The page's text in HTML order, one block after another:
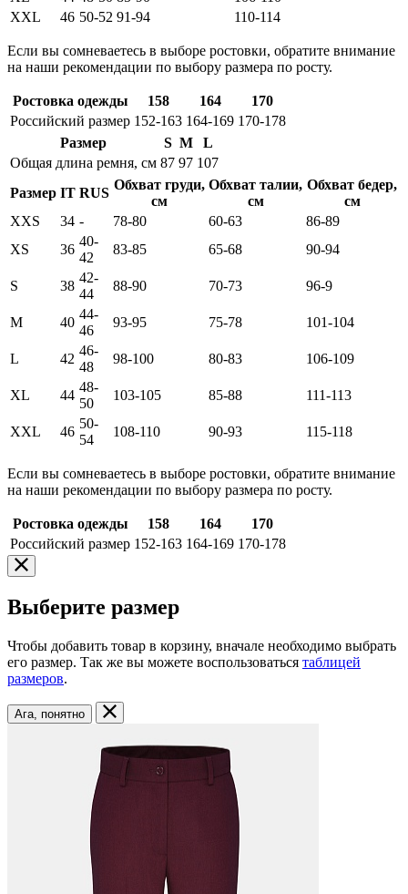
XXL
46 50-52 91-94 110-114
Если вы сомневаетесь в выборе ростовки, обратите внимание
на наши рекомендации по выбору размера по росту.
Ростовка одежды 158 164
170
Российский размер 152-163 164-169 170-178
Размер
S M
L
Общая длина ремня, см 87 97 107
Размер IT RUS
Обхват груди,
см
Обхват талии,
см
Обхват бедер,
см
XXS
34 - 78-80 60-63
86-89
XS
36
40-
42
83-85 65-68 90-94
S 38
42-
44
88-90 70-73 96-9
M 40
44-
46
93-95 75-78 101-104
L 42
46-
48
98-100 80-83 106-109
XL 44
48-
50
103-105 85-88 111-113
XXL 46
50-
54
108-110 90-93 115-118
Если вы сомневаетесь в выборе ростовки, обратите внимание
на наши рекомендации по выбору размера по росту.
Ростовка одежды 158 164
170
Российский размер 152-163 164-169 170-178
Выберите размер
Чтобы добавить товар в корзину, вначале необходимо выбрать
его размер. Так же вы можете воспользоваться таблицей
размеров.
Ага, понятно